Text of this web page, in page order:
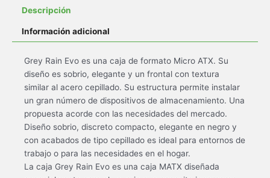
Descripción
Información adicional
Grey Rain Evo es una caja de formato Micro ATX. Su
diseño es sobrio, elegante y un frontal con textura
similar al acero cepillado. Su estructura permite instalar
un gran número de dispositivos de almacenamiento. Una
propuesta acorde con las necesidades del mercado.
Diseño sobrio, discreto compacto, elegante en negro y
con acabados de tipo cepillado es ideal para entornos de
trabajo o para las necesidades en el hogar.
La caja Grey Rain Evo es una caja MATX diseñada